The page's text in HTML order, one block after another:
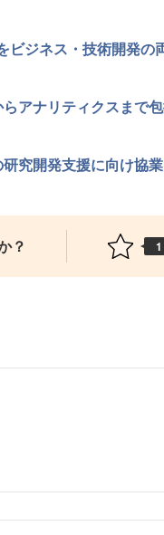
ジネス・技術開発の
アナリティクスまで
究開発支援に向け協
？ 1